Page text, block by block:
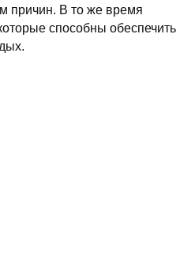
причин. В то же время
способны обеспечить